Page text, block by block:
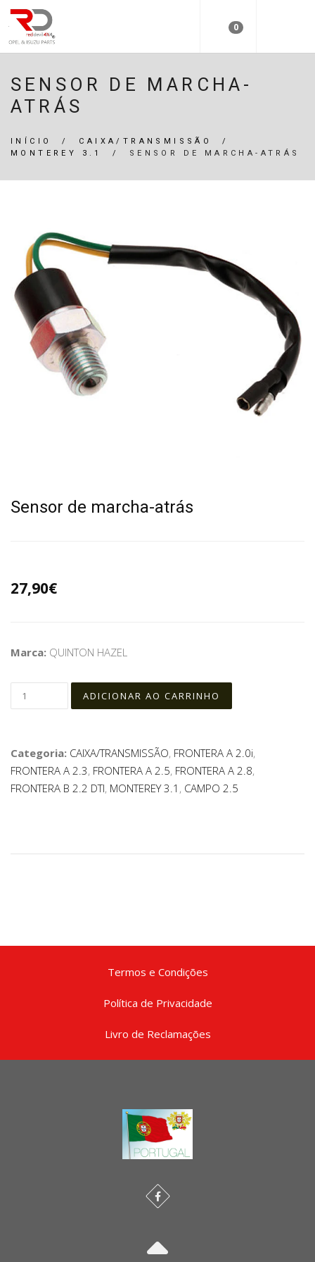
0
SENSOR DE MARCHA-
ATRÁS
INÍCIO / CAIXA/TRANSMISSÃO
/
MONTEREY 3.1
/ SENSOR DE MARCHA-ATRÁS
Sensor de marcha-atrás
27,90€
Marca: QUINTON HAZEL
Categoria: CAIXA/TRANSMISSÃO, FRONTERA A 2.0i,
FRONTERA A 2.3, FRONTERA A 2.5, FRONTERA A 2.8,
FRONTERA B 2.2 DTI, MONTEREY 3.1 , CAMPO 2.5
Termos e Condições
Política de Privacidade
Livro de Reclamações